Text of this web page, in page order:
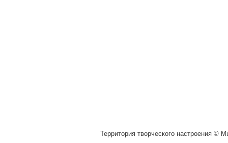
Территория творческого настроения ©